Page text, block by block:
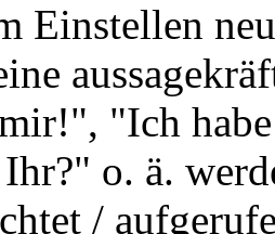
Einstellen
"Ich
o. ä.
/